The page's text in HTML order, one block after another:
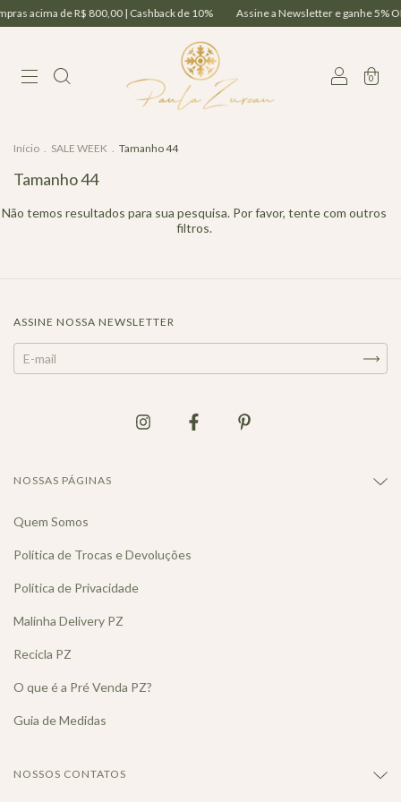
acima de R$ 800,00 | Cashback de 10% Assine a Newsletter e ganhe 5%
0
Início . SALE WEEK . Tamanho 44
Tamanho 44
Não temos resultados para sua pesquisa. Por favor, tente com outros
filtros.
ASSINE NOSSA NEWSLETTER
NOSSAS PÁGINAS
Quem Somos
Política de Trocas e Devoluções
Política de Privacidade
Malinha Delivery PZ
Recicla PZ
O que é a Pré Venda PZ?
Guia de Medidas
NOSSOS CONTATOS